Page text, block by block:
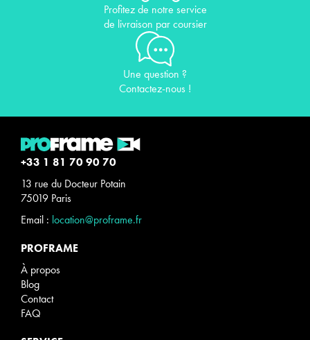
Profitez de notre service
de livraison par coursier
Une question ?
Contactez-nous !
+33 1 81 70 90 70
13 rue du Docteur Potain
75019 Paris
Email : location@proframe.fr
PROFRAME
À propos
Blog
Contact
FAQ